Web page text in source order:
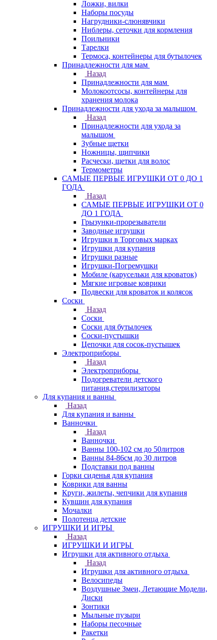
Ложки, вилки
Наборы посуды
Нагрудники-слюнявчики
Ниблеры, сеточки для кормления
Поильники
Тарелки
Термоса, контейнеры для бутылочек
Принадлежности для мам
Назад
Принадлежности для мам
Молокоотсосы, контейнеры для
хранения молока
Принадлежности для ухода за малышом
Назад
Принадлежности для ухода за
малышом
Зубные щетки
Ножницы, щипчики
Расчески, щетки для волос
Термометры
САМЫЕ ПЕРВЫЕ ИГРУШКИ ОТ 0 ДО 1
ГОДА
Назад
САМЫЕ ПЕРВЫЕ ИГРУШКИ ОТ 0
ДО 1 ГОДА
Грызунки-прорезыватели
Заводные игрушки
Игрушки в Торговых марках
Игрушки для купания
Игрушки разные
Игрушки-Погремушки
Мобиле (карусельки для кроваток)
Мягкие игровые коврики
Подвески для кроваток и колясок
Соски
Назад
Соски
Соски для бутылочек
Соски-пустышки
Цепочки для сосок-пустышек
Электроприборы
Назад
Электроприборы
Подогреватели детского
питания,стерилизаторы
Для купания и ванны
Назад
Для купания и ванны
Ванночки
Назад
Ванночки
Ванны 100-102 см до 50литров
Ванны 84-86см до 30 литров
Подставки под ванны
Горки сиденья для купания
Коврики для ванны
Круги, жилеты, чепчики для купания
Кувшин для купания
Мочалки
Полотенца детские
ИГРУШКИ И ИГРЫ
Назад
ИГРУШКИ И ИГРЫ
Игрушки для активного отдыха
Назад
Игрушки для активного отдыха
Велосипеды
Воздушные Змеи, Летающие Модели,
Диски
Зонтики
Мыльные пузыри
Наборы песочные
Ракетки